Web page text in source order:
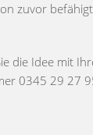
zuvor
Idee mit
0345 29 27